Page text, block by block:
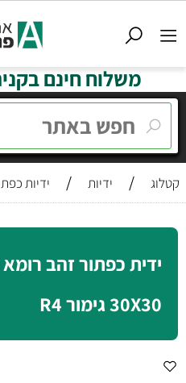
משלוח חינם בקניה
קטלוג / ידיות / ידיות
30X30 גימור R4